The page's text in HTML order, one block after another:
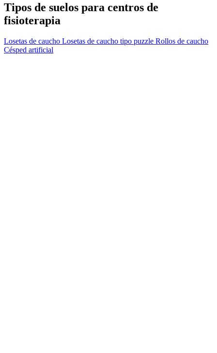
Tipos de suelos para centros de
fisioterapia
Losetas de caucho Losetas de caucho tipo puzzle Rollos de caucho
Césped artificial